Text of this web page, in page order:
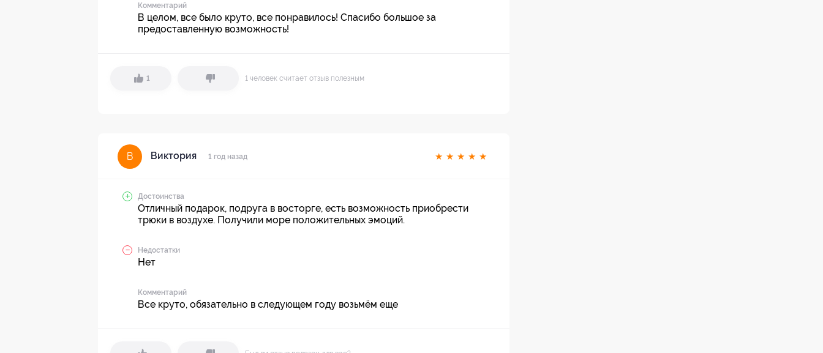
Комментарий
В целом, все было круто, все понравилось! Спасибо большое за
предоставленную возможность!
1 1 человек считает отзыв полезным
В Виктория 1 год назад ★ ★ ★ ★ ★
Достоинства
Отличный подарок, подруга в восторге, есть возможность приобрести
трюки в воздухе. Получили море положительных эмоций.
Недостатки
Нет
Комментарий
Все круто, обязательно в следующем году возьмём еще